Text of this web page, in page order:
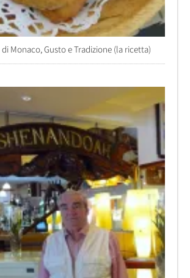
Monaco, Gusto e Tradizione (la ricetta)